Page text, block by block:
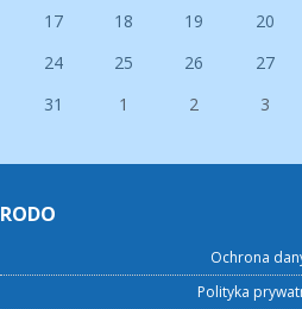
17
18 19 20
24
25 26 27
31
1 2 3
RODO
Ochrona
Polityka